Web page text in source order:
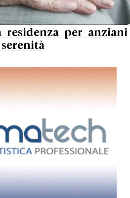
residenza per anziani
serenità